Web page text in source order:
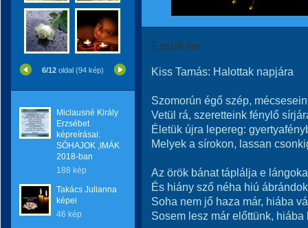
6/12 oldal (94 kép)
Miclausné Király
Erzsébet
képreírásai:
SÓHAJOK ,IMÁK
2018-ban
188 kép
Takács Julianna
képei
46 kép
Emlékére
Kiss Tamás: Halottak napjára
Szomorún égő szép,
Vetül rá, szeretteink fénylő
Életük újra lepereg:
Melyek a sírokon, lassan
Az örök bánat táplálja e
És hiány sző néha hiú
Soha nem jő haza már, hiába
Sosem lesz már előttünk, hiába